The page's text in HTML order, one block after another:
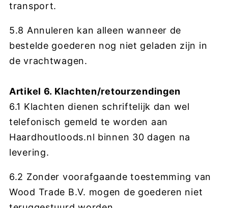
transport.
5.8 Annuleren kan alleen wanneer de
bestelde goederen nog niet geladen zijn in
de vrachtwagen.
Artikel 6. Klachten/retourzendingen
6.1 Klachten dienen schriftelijk dan wel
telefonisch gemeld te worden aan
Haardhoutloods.nl binnen 30 dagen na
levering.
6.2 Zonder voorafgaande toestemming van
Wood Trade B.V. mogen de goederen niet